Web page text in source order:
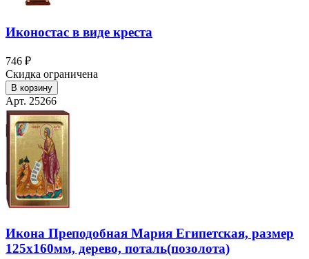
Иконостас в виде креста
746 ₽
Скидка ограничена
В корзину
Арт. 25266
Икона Преподобная Мария Египетская, размер
125х160мм, дерево, поталь(позолота)